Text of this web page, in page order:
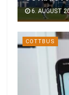
6. AUGUST
COTTBUS